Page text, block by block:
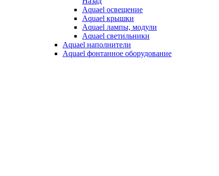
Aquael освещение
Aquael крышки
Aquael лампы, модули
Aquael светильники
Aquael наполнители
Aquael фонтанное оборудование